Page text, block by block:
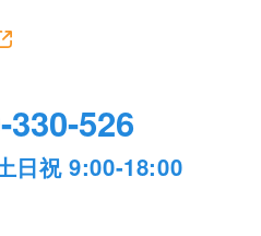
330-526
日祝 9:00-18:00